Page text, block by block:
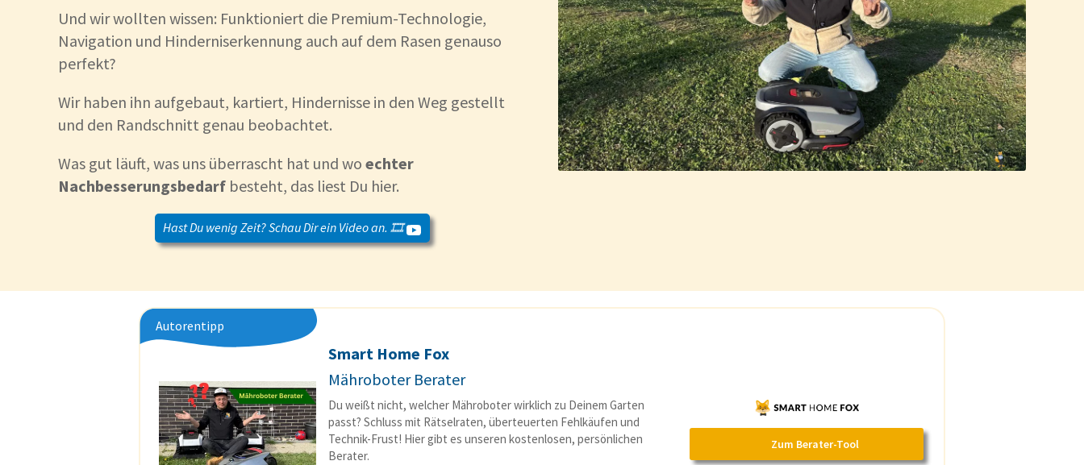
Und wir wollten wissen: Funktioniert die Premium-Technologie,
Navigation und Hinderniserkennung auch auf dem Rasen genauso
perfekt?
Wir haben ihn aufgebaut, kartiert, Hindernisse in den Weg gestellt
und den Randschnitt genau beobachtet.
Was gut läuft, was uns überrascht hat und wo echter
Nachbesserungsbedarf besteht, das liest Du hier.
Hast Du wenig Zeit? Schau Dir ein Video an. 🎞️
Autorentipp
Smart Home Fox
Mähroboter Berater
Du weißt nicht, welcher Mähroboter wirklich zu Deinem Garten
passt? Schluss mit Rätselraten, überteuerten Fehlkäufen und
Technik-Frust! Hier gibt es unseren kostenlosen, persönlichen
Berater.
Zum Berater-Tool